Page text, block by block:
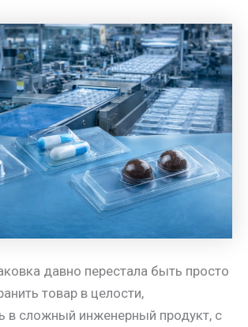
давно перестала быть просто
товар в целости,
в сложный инженерный продукт, с